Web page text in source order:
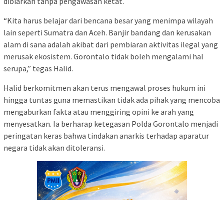
“Kita harus belajar dari bencana besar yang menimpa wilayah
lain seperti Sumatra dan Aceh. Banjir bandang dan kerusakan
alam di sana adalah akibat dari pembiaran aktivitas ilegal yang
merusak ekosistem. Gorontalo tidak boleh mengalami hal
serupa,” tegas Halid.
Halid berkomitmen akan terus mengawal proses hukum ini
hingga tuntas guna memastikan tidak ada pihak yang mencoba
mengaburkan fakta atau menggiring opini ke arah yang
menyesatkan. Ia berharap ketegasan Polda Gorontalo menjadi
peringatan keras bahwa tindakan anarkis terhadap aparatur
negara tidak akan ditoleransi.